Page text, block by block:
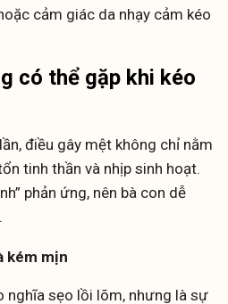
cảm giác da nhạy cảm kéo
có thể gặp khi kéo
điều gây mệt không chỉ nằm
tinh thần và nhịp sinh hoạt.
phản ứng, nên bà con dễ
kém mịn
nghĩa sẹo lồi lõm, nhưng là sự